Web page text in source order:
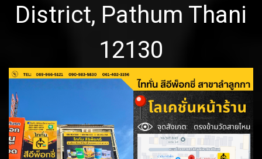
District, Pathum Thani
12130